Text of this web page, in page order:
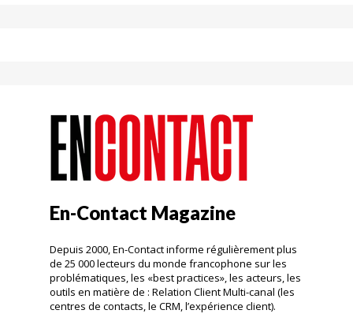
En-Contact Magazine
Depuis 2000, En-Contact informe régulièrement plus
de 25 000 lecteurs du monde francophone sur les
problématiques, les «best practices», les acteurs, les
outils en matière de : Relation Client Multi-canal (les
centres de contacts, le CRM, l’expérience client).